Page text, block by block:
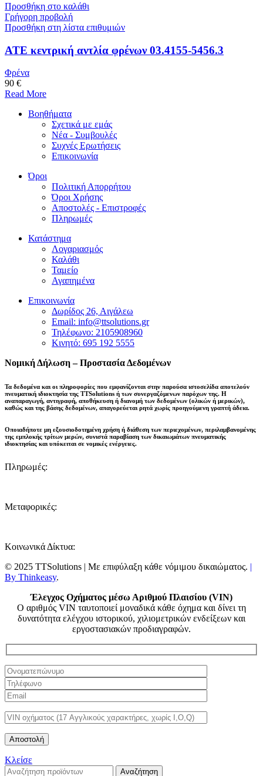
Προσθήκη στο καλάθι
Γρήγορη προβολή
Προσθήκη στη λίστα επιθυμιών
ATE κεντρική αντλία φρένων 03.4155-5456.3
Φρένα
90 €
Read More
Βοηθήματα
Σχετικά με εμάς
Νέα - Συμβουλές
Συχνές Ερωτήσεις
Επικοινωνία
Όροι
Πολιτική Απορρήτου
Όροι Χρήσης
Αποστολές - Επιστροφές
Πληρωμές
Κατάστημα
Λογαριασμός
Καλάθι
Ταμείο
Αγαπημένα
Επικοινωνία
Δωρίδος 26, Αιγάλεω
Email: info@ttsolutions.gr
Τηλέφωνο: 2105908960
Κινητό: 695 192 5555
Νομική Δήλωση – Προστασία Δεδομένων
Τα δεδομένα και οι πληροφορίες που εμφανίζονται στην παρούσα ιστοσελίδα αποτελούν
πνευματική ιδιοκτησία της TTSolutions ή των συνεργαζόμενων παρόχων της. Η
αναπαραγωγή, αντιγραφή, αποθήκευση ή διανομή των δεδομένων (ολικών ή μερικών),
καθώς και της βάσης δεδομένων, απαγορεύεται ρητά χωρίς προηγούμενη γραπτή άδεια.
Οποιαδήποτε μη εξουσιοδοτημένη χρήση ή διάθεση των περιεχομένων, περιλαμβανομένης
της εμπλοκής τρίτων μερών, συνιστά παραβίαση των δικαιωμάτων πνευματικής
ιδιοκτησίας και υπόκειται σε νομικές ενέργειες.
Πληρωμές:
Μεταφορικές:
Κοινωνικά Δίκτυα:
© 2025 TTSolutions | Με επιφύλαξη κάθε νόμιμου δικαιώματος. |
By Thinkeasy.
Έλεγχος Οχήματος μέσω Αριθμού Πλαισίου (VIN)
Ο αριθμός VIN ταυτοποιεί μοναδικά κάθε όχημα και δίνει τη
δυνατότητα ελέγχου ιστορικού, χιλιομετρικών ενδείξεων και
εργοστασιακών προδιαγραφών.
Κλείσε
Αναζήτηση